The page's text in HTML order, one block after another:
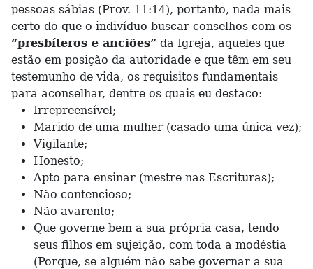
pessoas sábias (Prov. 11:14), portanto, nada mais
certo do que o indivíduo buscar conselhos com os
“presbíteros e anciões” da Igreja, aqueles que
estão em posição da autoridade e que têm em seu
testemunho de vida, os requisitos fundamentais
para aconselhar, dentre os quais eu destaco:
Irrepreensível;
Marido de uma mulher (casado uma única vez);
Vigilante;
Honesto;
Apto para ensinar (mestre nas Escrituras);
Não contencioso;
Não avarento;
Que governe bem a sua própria casa, tendo
seus filhos em sujeição, com toda a modéstia
(Porque, se alguém não sabe governar a sua